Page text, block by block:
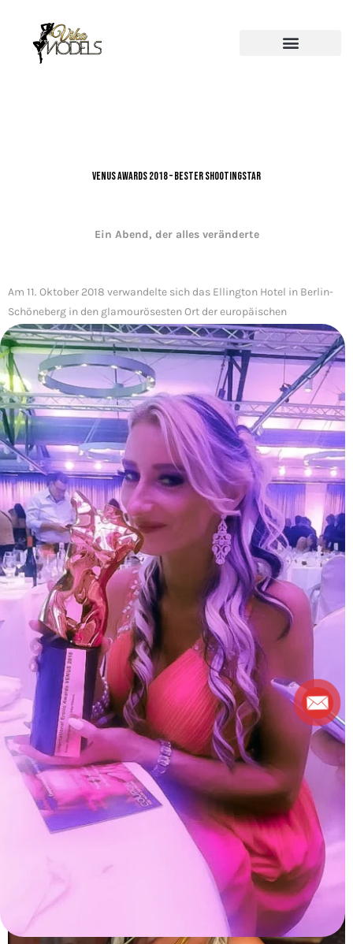
Venus Awards 2018 – Bester Shootingstar
Ein Abend, der alles veränderte
Am 11. Oktober 2018 verwandelte sich das Ellington Hotel in Berlin-
Schöneberg in den glamourösesten Ort der europäischen
Erotikbranche. Die Venus Awards – die bedeutendste Auszeichnung
der Branche – versammelten Stars, Moderatoren und Gäste aus ganz
Europa in einem festlich dekorierten Bankettsaal. Moderiert wurde
der Abend von RoxxyX und Daniel Krause, besondere
Aufmerksamkeit zog auch Special Guest Stormy Daniels auf sich.
In der Kategorie Bester Shootingstar war der Wettbewerb stark:
Neben Vika Viktoria waren Gymbunny und Luna Richter nominiert.
Doch an diesem Abend gehörte der Moment Vika – mit Charisma,
Ausdruck und einer Präsenz, die den Raum füllte.
Als ihr Name aufgerufen wurde, nahm sie die goldene Venus-Trophäe
entgegen – ein Moment, der bis heute für das steht, womit
Vikamodels jeden Tag arbeitet: Leidenschaft, Mut und Ausstrahlung.
Nach dem Gewinn nutzte Vika Viktoria die Aufmerksamkeit für ein
klares Statement – sie sprach offen über Aufklärung und
gesellschaftliche Akzeptanz von Sexarbeit. Worte, die Eindruck
hinterließen.
Die Agentur Vikamodels wurde ein Jahr später gegründet. Dieser
Award war der Anfang.